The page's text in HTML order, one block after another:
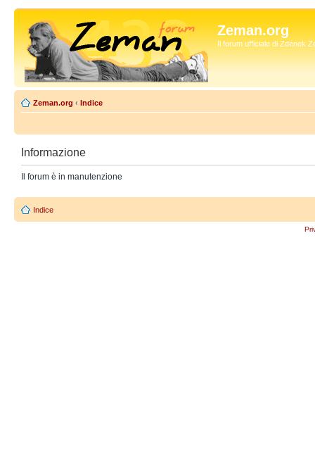
Zeman.org
Il forum ufficiale di Zdenek
Zeman.org ‹ Indice
Informazione
Il forum è in manutenzione
Indice